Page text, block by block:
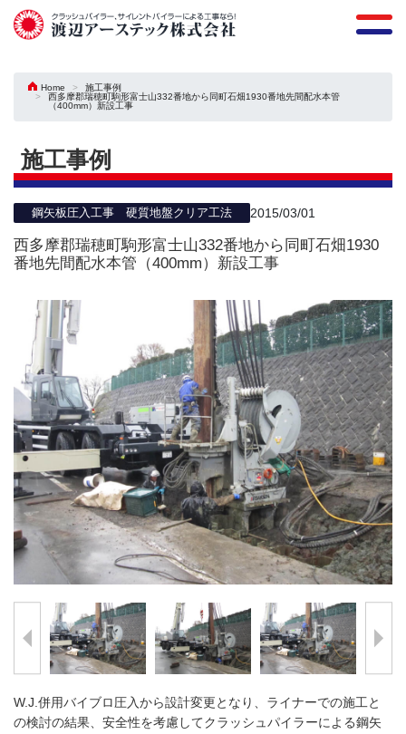
Home
施工事例
西多摩郡瑞穂町駒形富士山332番地から同町石畑1930番地先間配水本管
（400mm）新設工事
施工事例
鋼矢板圧入工事 硬質地盤クリア工法 2015/03/01
西多摩郡瑞穂町駒形富士山332番地から同町石畑1930
番地先間配水本管（400mm）新設工事
W.J.併用バイブロ圧入から設計変更となり、ライナーでの施工と
の検討の結果、安全性を考慮してクラッシュパイラーによる鋼矢